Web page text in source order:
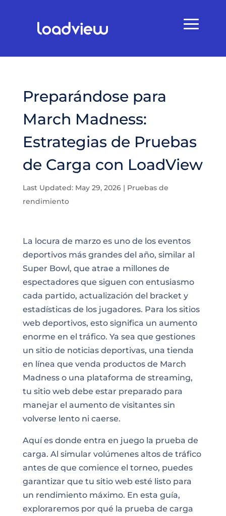
Preparándose para
March Madness:
Estrategias de Pruebas
de Carga con LoadView
Last Updated: May 29, 2026| Pruebas de
rendimiento
La locura de marzo es uno de los eventos
deportivos más grandes del año, similar al
Super Bowl, que atrae a millones de
espectadores que siguen con entusiasmo
cada partido, actualización del bracket y
estadísticas de los jugadores. Para los sitios
web deportivos, esto significa un aumento
enorme en el tráfico. Ya sea que gestiones
un sitio de noticias deportivas, una tienda
en línea que venda productos de March
Madness o una plataforma de streaming,
tu sitio web debe estar preparado para
manejar el aumento de visitantes sin
volverse lento ni caerse.
Aquí es donde entra en juego la prueba de
carga. Al simular volúmenes altos de tráfico
antes de que comience el torneo, puedes
garantizar que tu sitio web esté listo para
un rendimiento máximo. En esta guía,
exploraremos por qué la prueba de carga